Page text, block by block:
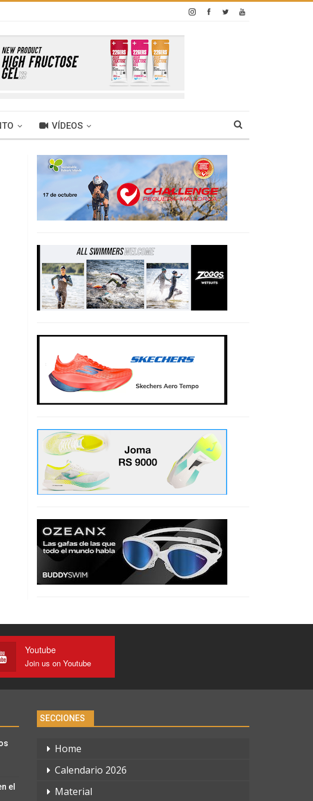
VÍDEOS
Youtube
Join us on Youtube
el
SECCIONES
Home
Calendario 2026
Material